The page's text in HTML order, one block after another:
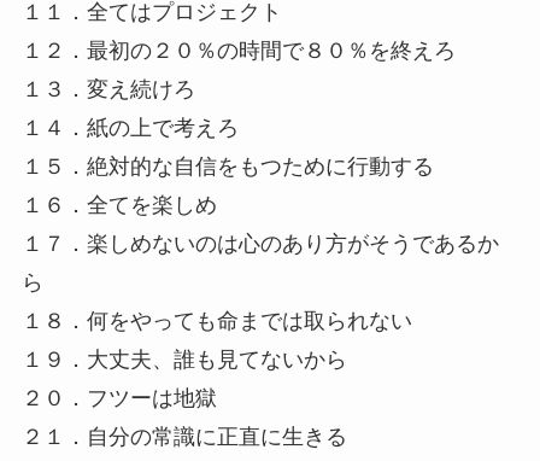
１１．全てはプロジェクト
１２．最初の２０％の時間で８０％を終えろ
１３．変え続けろ
１４．紙の上で考えろ
１５．絶対的な自信をもつために行動する
１６．全てを楽しめ
１７．楽しめないのは心のあり方がそうであるか
ら
１８．何をやっても命までは取られない
１９．大丈夫、誰も見てないから
２０．フツーは地獄
２１．自分の常識に正直に生きる